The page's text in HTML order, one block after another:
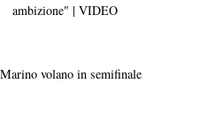
ambizione" | VIDEO
volano in semifinale